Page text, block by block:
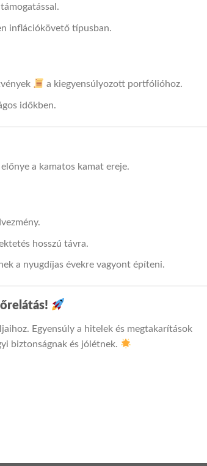
inflációkövető típusban.
a kiegyensúlyozott portfólióhoz.
időkben.
a kamatos kamat ereje.
hosszú távra.
a nyugdíjas évekre vagyont építeni.
Egyensúly a hitelek és megtakarítások
biztonságnak és jólétnek.